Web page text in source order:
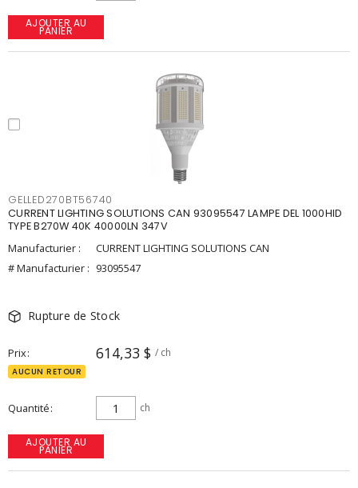
AJOUTER AU
PANIER
GELLED270BT56740
CURRENT LIGHTING SOLUTIONS CAN 93095547 LAMPE DEL 1000HID
TYPE B270W 40K 40000LN 347V
Manufacturier :
CURRENT LIGHTING SOLUTIONS CAN
# Manufacturier : 93095547
Rupture de Stock
Prix 614,33 $ / ch
AUCUN RETOUR
Quantité ch
AJOUTER AU
PANIER